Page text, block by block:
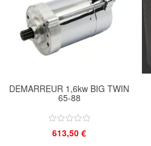
DEMARREUR 1,6kw BIG TWIN
65-88
613,50 €